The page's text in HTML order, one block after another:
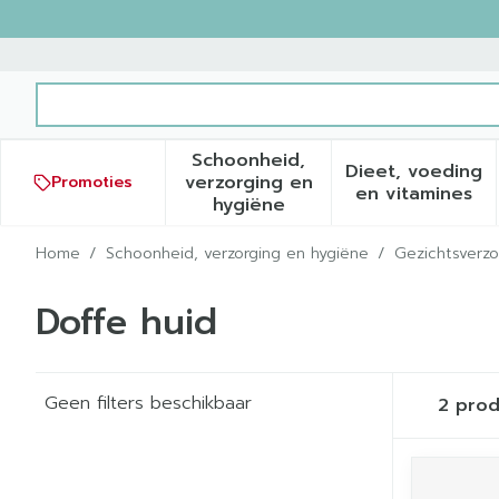
Promoties
Schoonheid,
verzorging en
hygiëneToon submenu voor
Dieet, voeding
en vitamines
Toon
Home / Schoonheid, verzorging en hygiëne /
Doffe huid
Geen filters beschikbaar 2